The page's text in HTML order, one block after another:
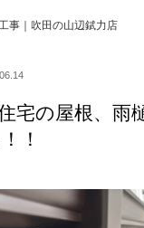
事｜吹田の山辺錻力店
豊中市｜集合住宅の屋根
宅の屋根、雨
！